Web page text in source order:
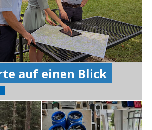
auf einen Blick